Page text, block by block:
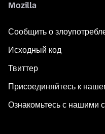
Mozilla
Сообщить о
Исходный код
Твиттер
Присоединяйтесь к
Ознакомьтесь с нашими